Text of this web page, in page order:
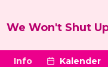
We Won't Shut
Info Kalender